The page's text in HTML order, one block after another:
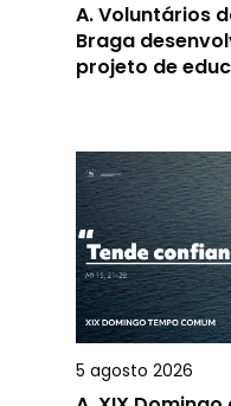
A.Voluntários
Braga
projeto de
5 agosto 2026